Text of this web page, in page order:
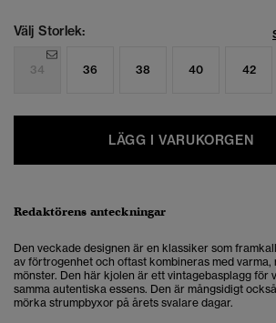
Välj Storlek:
34 36 38 40 42
LÄGG I VARUKORGEN
Redaktörens anteckningar
Den veckade designen är en klassiker som
av förtrogenhet och oftast kombineras med
mönster. Den här kjolen är ett vintagebasplagg för
samma autentiska essens. Den är mångsidigt
mörka strumpbyxor på årets svalare dagar.